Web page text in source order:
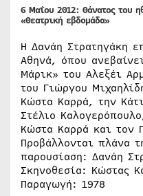
6 Μαΐου 2012: Θάνατος του
«Θεατρική εβδομάδα»
Η Δανάη Στρατηγάκη
Αθηνά, όπου
Μάρικ» του Αλεξέι
του Γιώργου
Κώστα Καρρά, την
Στέλιο
Κώστα Καρρά και τον
Προβάλλονται πλάνα
παρουσίαση: Δανάη
Σκηνοθεσία: Κώστας
Παραγωγή: 1978